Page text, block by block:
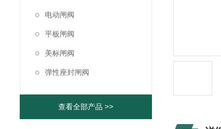
电动闸阀
平板闸阀
美标闸阀
弹性座封闸阀
查看全部产品 >>